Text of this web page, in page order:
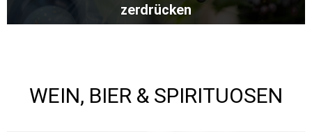
zerdrücken
WEIN, BIER & SPIRITUOSEN